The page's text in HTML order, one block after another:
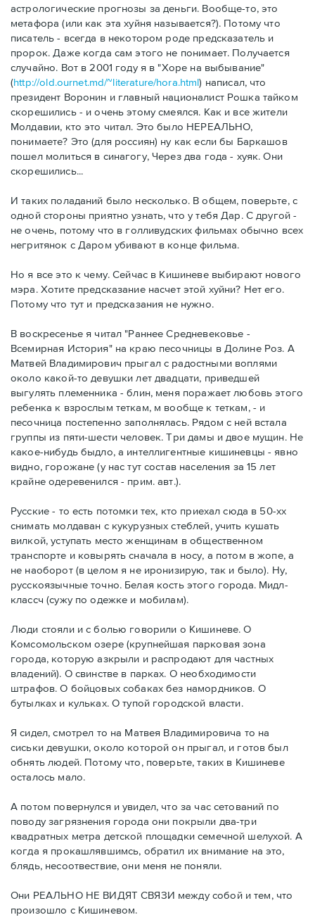
астрологические прогнозы за деньги. Вообще-то, это
метафора (или как эта хуйня называется?). Потому что
писатель - всегда в некотором роде предсказатель и
пророк. Даже когда сам этого не понимает. Получается
случайно. Вот в 2001 году я в "Хоре на выбывание"
(http://old.ournet.md/~literature/hora.html) написал, что
президент Воронин и главный националист Рошка тайком
скорешились - и очень этому смеялся. Как и все жители
Молдавии, кто это читал. Это было НЕРЕАЛЬНО,
понимаете? Это (для россиян) ну как если бы Баркашов
пошел молиться в синагогу, Через два года - хуяк. Они
скорешились...
И таких поладаний было несколько. В общем, поверьте, с
одной стороны приятно узнать, что у тебя Дар. С другой -
не очень, потому что в голливудских фильмах обычно всех
негритянок с Даром убивают в конце фильма.
Но я все это к чему. Сейчас в Кишиневе выбирают нового
мэра. Хотите предсказание насчет этой хуйни? Нет его.
Потому что тут и предсказания не нужно.
В воскресенье я читал "Раннее Средневековье -
Всемирная История" на краю песочницы в Долине Роз. А
Матвей Владимирович прыгал с радостными воплями
около какой-то девушки лет двадцати, приведшей
выгулять племенника - блин, меня поражает любовь этого
ребенка к взрослым теткам, м вообще к теткам, - и
песочница постепенно заполнялась. Рядом с ней встала
группы из пяти-шести человек. Три дамы и двое мущин. Не
какое-нибудь быдло, а интеллигентные кишиневцы - явно
видно, горожане (у нас тут состав населения за 15 лет
крайне одеревенился - прим. авт.).
Русские - то есть потомки тех, кто приехал сюда в 50-хх
снимать молдаван с кукурузных стеблей, учить кушать
вилкой, уступать место женщинам в общественном
транспорте и ковырять сначала в носу, а потом в жопе, а
не наоборот (в целом я не иронизирую, так и было). Ну,
русскоязычные точно. Белая кость этого города. Мидл-
классч (сужу по одежке и мобилам).
Люди стояли и с болью говорили о Кишиневе. О
Комсомольском озере (крупнейшая парковая зона
города, которую азкрыли и распродают для частных
владений). О свинстве в парках. О необходимости
штрафов. О бойцовых собаках без намордников. О
бутылках и кульках. О тупой городской власти.
Я сидел, смотрел то на Матвея Владимировича то на
сиськи девушки, около которой он прыгал, и готов был
обнять людей. Потому что, поверьте, таких в Кишиневе
осталось мало.
А потом повернулся и увидел, что за час сетований по
поводу загрязнения города они покрыли два-три
квадратных метра детской площадки семечной шелухой. А
когда я прокашлявшимсь, обратил их внимание на это,
блядь, несоотвествие, они меня не поняли.
Они РЕАЛЬНО НЕ ВИДЯТ СВЯЗИ между собой и тем, что
произошло с Кишиневом.